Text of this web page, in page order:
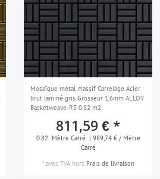
Mosaïque métal massif Carrelage Acier
brut laminé gris Grosseur 1,6mm ALLOY
Basketweave-RS 0,82 m2
811,59 € *
0.82 Mètre Carré | 989,74 € / Mètre
Carré
*avec TVAhors Frais de livraison